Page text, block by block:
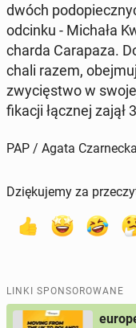
dwóch
odcinku - Michała
char­da Ca­ra­pa­za.
cha­li razem,
zwy­cię­stwo w
fi­ka­cji łącznej zajął
PAP / Agata Czarnecka
Dziękujemy za
LINKI SPONSOROWANE